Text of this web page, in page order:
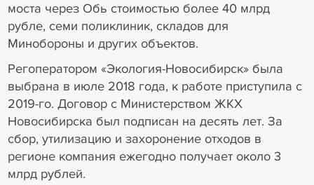
моста через Обь стоимостью более 40 млрд
рубле, семи поликлиник, складов для
Минобороны и других объектов.
Регоператором «Экология-Новосибирск» была
выбрана в июле 2018 года, к работе приступила с
2019-го. Договор с Министерством ЖКХ
Новосибирска был подписан на десять лет. За
сбор, утилизацию и захоронение отходов в
регионе компания ежегодно получает около 3
млрд рублей.